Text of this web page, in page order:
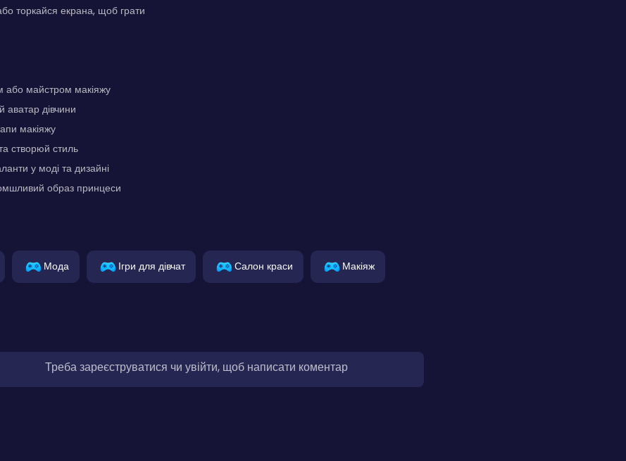
торкайся екрана, щоб грати
або майстром макіяжу
аватар дівчини
макіяжу
створюй стиль
у моді та дизайні
образ принцеси
Мода Ігри для дівчат Салон краси Макіяж
Треба зареєструватися чи увійти, щоб написати коментар